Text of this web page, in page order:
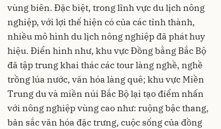
vùng biên. Đặc biệt, trong lĩnh vực du lịch nông
nghiệp, với lợi thế hiện có của các tỉnh thành,
nhiều mô hình du lịch nông nghiệp đã phát huy
hiệu. Điển hình như, khu vực Đồng bằng Bắc Bộ
đã tập trung khai thác các tour làng nghề, nghề
trồng lúa nước, văn hóa làng quê; khu vực Miền
Trung du và miền núi Bắc Bộ lại tạo điểm nhấn
với nông nghiệp vùng cao như: ruộng bậc thang,
bản sắc văn hóa đặc trưng, cuộc sống của đồng